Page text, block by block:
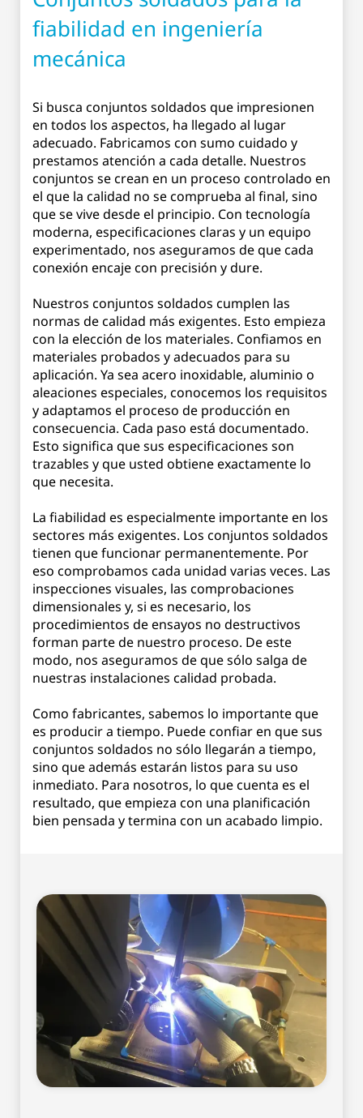
fiabilidad en ingeniería
mecánica
Si busca conjuntos soldados que impresionen
en todos los aspectos, ha llegado al lugar
adecuado. Fabricamos con sumo cuidado y
prestamos atención a cada detalle. Nuestros
conjuntos se crean en un proceso controlado en
el que la calidad no se comprueba al final, sino
que se vive desde el principio. Con tecnología
moderna, especificaciones claras y un equipo
experimentado, nos aseguramos de que cada
conexión encaje con precisión y dure.
Nuestros conjuntos soldados cumplen las
normas de calidad más exigentes. Esto empieza
con la elección de los materiales. Confiamos en
materiales probados y adecuados para su
aplicación. Ya sea acero inoxidable, aluminio o
aleaciones especiales, conocemos los requisitos
y adaptamos el proceso de producción en
consecuencia. Cada paso está documentado.
Esto significa que sus especificaciones son
trazables y que usted obtiene exactamente lo
que necesita.
La fiabilidad es especialmente importante en los
sectores más exigentes. Los conjuntos soldados
tienen que funcionar permanentemente. Por
eso comprobamos cada unidad varias veces. Las
inspecciones visuales, las comprobaciones
dimensionales y, si es necesario, los
procedimientos de ensayos no destructivos
forman parte de nuestro proceso. De este
modo, nos aseguramos de que sólo salga de
nuestras instalaciones calidad probada.
Como fabricantes, sabemos lo importante que
es producir a tiempo. Puede confiar en que sus
conjuntos soldados no sólo llegarán a tiempo,
sino que además estarán listos para su uso
inmediato. Para nosotros, lo que cuenta es el
resultado, que empieza con una planificación
bien pensada y termina con un acabado limpio.